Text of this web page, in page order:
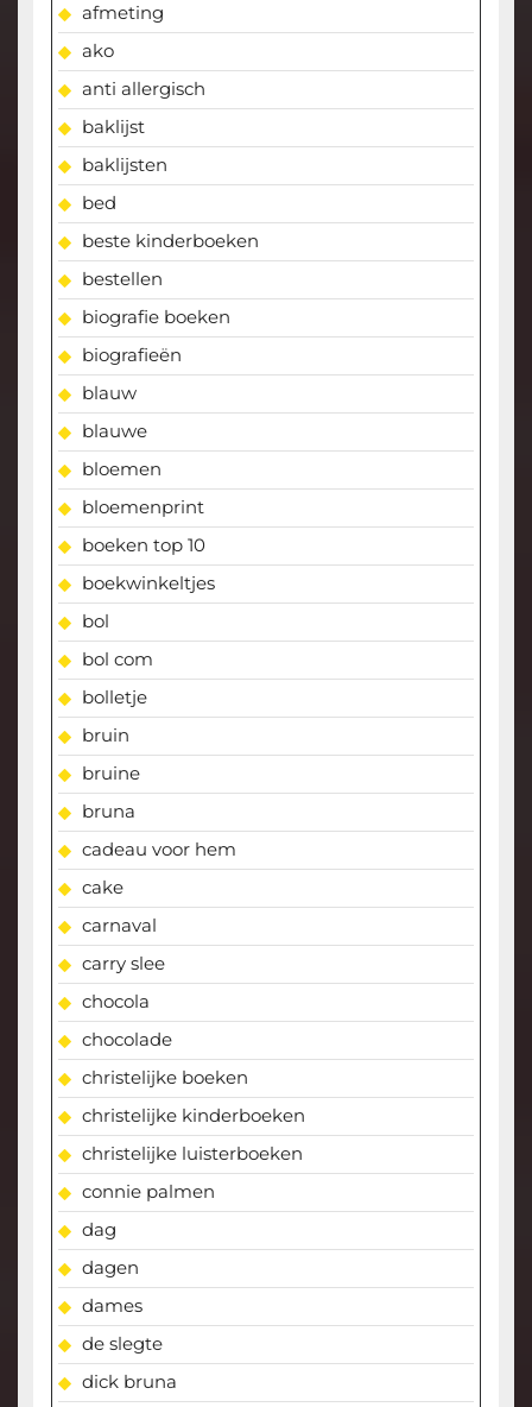
afmeting
ako
anti allergisch
baklijst
baklijsten
bed
beste kinderboeken
bestellen
biografie boeken
biografieën
blauw
blauwe
bloemen
bloemenprint
boeken top 10
boekwinkeltjes
bol
bol com
bolletje
bruin
bruine
bruna
cadeau voor hem
cake
carnaval
carry slee
chocola
chocolade
christelijke boeken
christelijke kinderboeken
christelijke luisterboeken
connie palmen
dag
dagen
dames
de slegte
dick bruna